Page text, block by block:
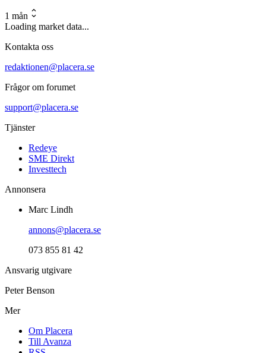
1 mån
Loading market data...
Kontakta oss
redaktionen@placera.se
Frågor om forumet
support@placera.se
Tjänster
Redeye
SME Direkt
Investtech
Annonsera
Marc Lindh
annons@placera.se
073 855 81 42
Ansvarig utgivare
Peter Benson
Mer
Om Placera
Till Avanza